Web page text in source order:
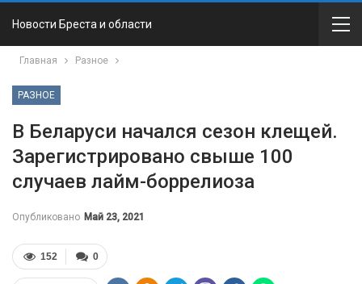
Новости Бреста и области
Главная Разное
РАЗНОЕ
В Беларуси начался сезон клещей.
Зарегистрировано свыше 100
случаев лайм-боррелиоза
Опубликовано Май 23, 2021
0
152